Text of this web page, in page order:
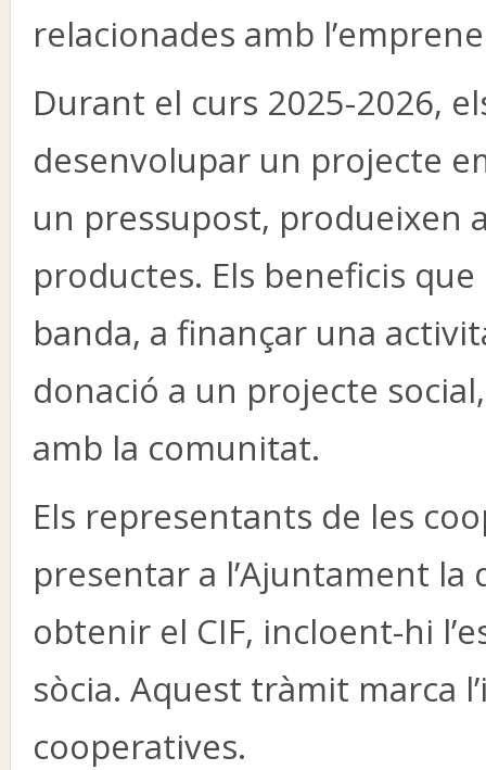
relacionades amb
Durant el curs 2025-2026,
desenvolupar un projecte
un pressupost, produeixen
productes. Els beneficis
banda, a finançar una
donació a un projecte
amb la comunitat.
Els representants de les
presentar a l’Ajuntament
obtenir el CIF, incloent-hi
sòcia. Aquest tràmit marca
cooperatives.